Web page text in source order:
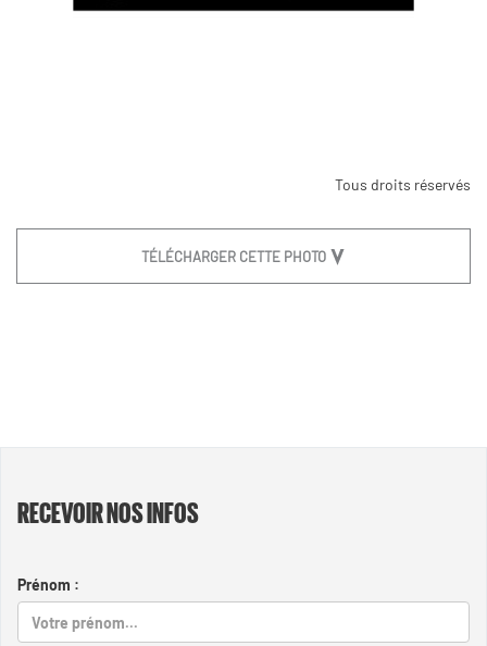
Tous droits réservés
TÉLÉCHARGER CETTE PHOTO
RECEVOIR NOS INFOS
Prénom :